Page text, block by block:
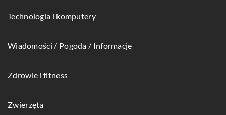
Technologia i komputery
Wiadomości / Pogoda / Informacje
Zdrowie i fitness
Zwierzęta